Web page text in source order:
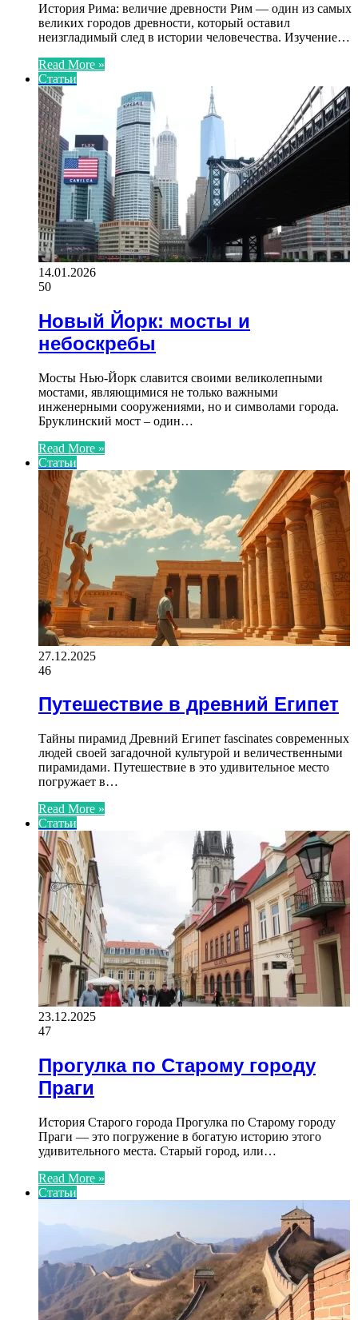
История Рима: величие древности Рим — один из самых
великих городов древности, который оставил
неизгладимый след в истории человечества. Изучение…
Read More »
Статьи
14.01.2026
50
Новый Йорк: мосты и
небоскребы
Мосты Нью-Йорк славится своими великолепными
мостами, являющимися не только важными
инженерными сооружениями, но и символами города.
Бруклинский мост – один…
Read More »
Статьи
27.12.2025
46
Путешествие в древний Египет
Тайны пирамид Древний Египет fascinates современных
людей своей загадочной культурой и величественными
пирамидами. Путешествие в это удивительное место
погружает в…
Read More »
Статьи
23.12.2025
47
Прогулка по Старому городу
Праги
История Старого города Прогулка по Старому городу
Праги — это погружение в богатую историю этого
удивительного места. Старый город, или…
Read More »
Статьи